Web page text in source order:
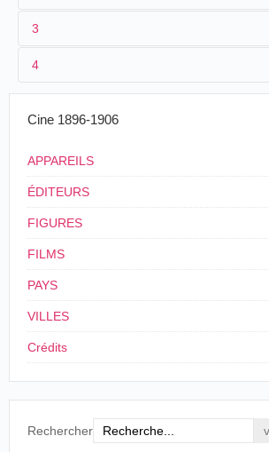
1
2
3
≤ 1901
4
France
3
4
Cine 1896-1906
APPAREILS
ÉDITEURS
FIGURES
FILMS
PAYS
VILLES
Crédits
Rechercher